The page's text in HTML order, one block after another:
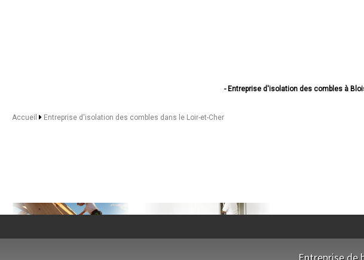
- Entreprise d'isolation des combles à
- Entreprise d'isolation des combles à
- Entreprise d'isolation des combles à Saint-
- Entreprise d'isolation des combles à
Accueil Entreprise d'isolation des combles dans le Loir-et-Cher